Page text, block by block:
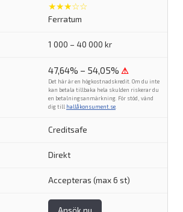
★★★☆☆
Ferratum
1 000 – 40 000 kr
47,64% – 54,05% ⚠
Det här är en högkostnadskredit. Om du inte
kan betala tillbaka hela skulden riskerar du
en betalningsanmärkning. För stöd, vänd
dig till hallåkonsument.se.
Creditsafe
Direkt
Accepteras (max 6 st)